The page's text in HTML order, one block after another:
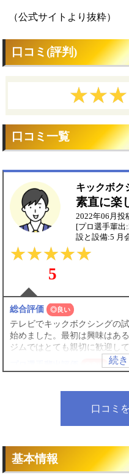
（公式サイトより抜粋）
口コミ(評判)
口コミ一覧
キックボク
素直に楽
2022年06月投
[プロ選手輩出
設と設備:5 月
5
総合評価 ◎良い
テレビでキックボクシングの
始めました。最初は興味はあ
ジムではとても親切に歓迎し
の選手などとても強い方がい
アクセスと立地評価
◎良い
金山総合駅から徒歩8分で私
口コミ
基本情報